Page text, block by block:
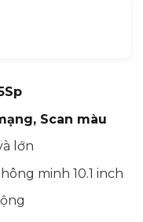
Scan màu
lớn
minh 10.1 inch